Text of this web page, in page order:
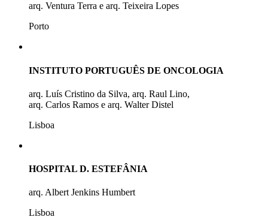
arq. Ventura Terra e arq. Teixeira Lopes
Porto
INSTITUTO PORTUGUÊS DE ONCOLOGIA
arq. Luís Cristino da Silva, arq. Raul Lino,
arq. Carlos Ramos e arq. Walter Distel
Lisboa
HOSPITAL D. ESTEFÂNIA
arq. Albert Jenkins Humbert
Lisboa